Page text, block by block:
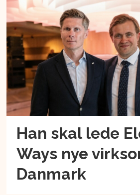
Han skal lede
Ways nye
Danmark